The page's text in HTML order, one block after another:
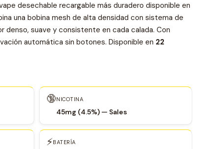
desechable recargable más duradero disponible en
una bobina mesh de alta densidad con sistema de
denso, suave y consistente en cada calada. Con
automática sin botones. Disponible en 22
🔞NICOTINA
45mg (4.5%) — Sales
⚡BATERÍA